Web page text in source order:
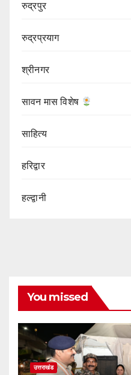
रुद्रपुर
रुद्रप्रयाग
श्रीनगर
सावन मास विशेष
साहित्य
हरिद्वार
हल्द्वानी
You missed
उत्तराखंड